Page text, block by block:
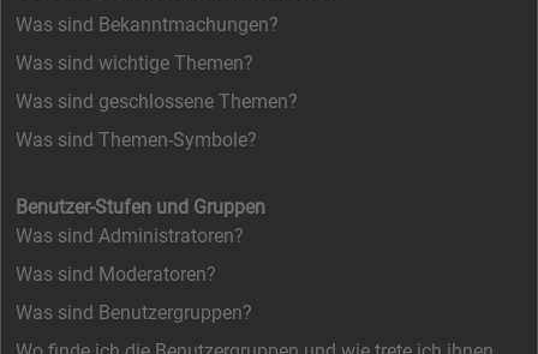
Was sind Bekanntmachungen?
Was sind wichtige Themen?
Was sind geschlossene Themen?
Was sind Themen-Symbole?
Benutzer-Stufen und Gruppen
Was sind Administratoren?
Was sind Moderatoren?
Was sind Benutzergruppen?